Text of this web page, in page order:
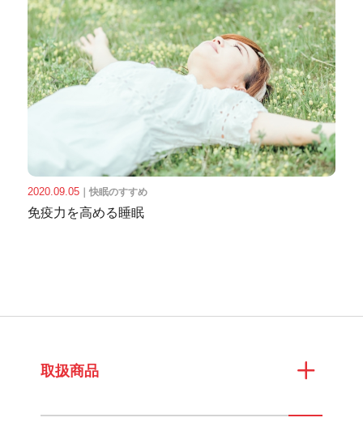
2020.09.05｜ 快眠のすすめ
免疫力を高める睡眠
取扱商品